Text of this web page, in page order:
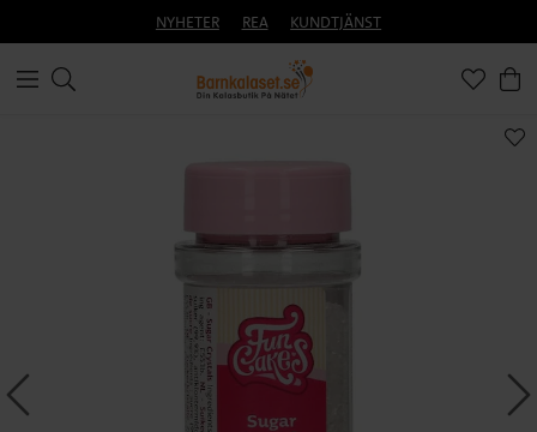
NYHETER REA KUNDTJÄNST